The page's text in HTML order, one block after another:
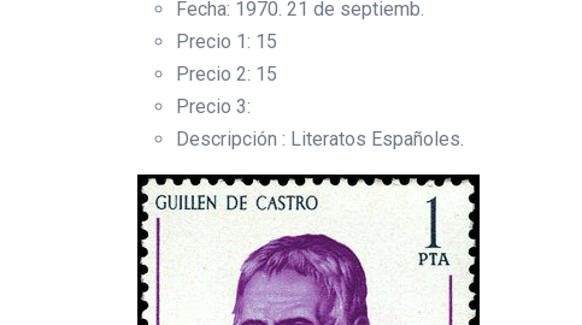
Fecha: 1970. 21 de septiemb.
Precio 1: 15
Precio 2: 15
Precio 3:
Descripción : Literatos Españoles.